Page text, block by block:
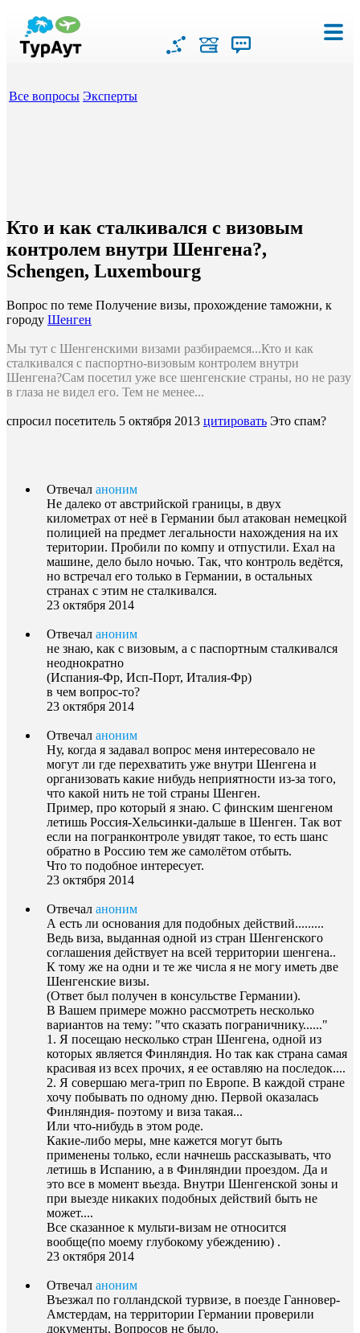
Все вопросы Эксперты
Кто и как сталкивался с визовым
контролем внутри Шенгена?,
Schengen, Luxembourg
Вопрос по теме Получение визы, прохождение таможни, к
городу Шенген
Мы тут с Шенгенскими визами разбираемся...Кто и как
сталкивался с паспортно-визовым контролем внутри
Шенгена?Сам посетил уже все шенгенские страны, но не разу
в глаза не видел его. Тем не менее...
спросил посетитель 5 октября 2013 цитировать Это спам?
Отвечал аноним
Не далеко от австрийской границы, в двух
километрах от неё в Германии был атакован немецкой
полицией на предмет легальности нахождения на их
територии. Пробили по компу и отпустили. Ехал на
машине, дело было ночью. Так, что контроль ведётся,
но встречал его только в Германии, в остальных
странах с этим не сталкивался.
23 октября 2014
Отвечал аноним
не знаю, как с визовым, а с паспортным сталкивался
неоднократно
(Испания-Фр, Исп-Порт, Италия-Фр)
в чем вопрос-то?
23 октября 2014
Отвечал аноним
Ну, когда я задавал вопрос меня интересовало не
могут ли где перехватить уже внутри Шенгена и
организовать какие нибудь неприятности из-за того,
что какой нить не той страны Шенген.
Пример, про который я знаю. С финским шенгеном
летишь Россия-Хельсинки-дальше в Шенген. Так вот
если на погранконтроле увидят такое, то есть шанс
обратно в Россию тем же самолётом отбыть.
Что то подобное интересует.
23 октября 2014
Отвечал аноним
А есть ли основания для подобных действий.........
Ведь виза, выданная одной из стран Шенгенского
соглашения действует на всей территории шенгена..
К тому же на одни и те же числа я не могу иметь две
Шенгенские визы.
(Ответ был получен в консульстве Германии).
В Вашем примере можно рассмотреть несколько
вариантов на тему: "что сказать пограничнику......"
1. Я посещаю несколько стран Шенгена, одной из
которых является Финляндия. Но так как страна самая
красивая из всех прочих, я ее оставляю на последок....
2. Я совершаю мега-трип по Европе. В каждой стране
хочу побывать по одному дню. Первой оказалась
Финляндия- поэтому и виза такая...
Или что-нибудь в этом роде.
Какие-либо меры, мне кажется могут быть
применены только, если начнешь рассказывать, что
летишь в Испанию, а в Финляндии проездом. Да и
это все в момент вьезда. Внутри Шенгенской зоны и
при выезде никаких подобных действий быть не
может....
Все сказанное к мульти-визам не относится
вообще(по моему глубокому убеждению) .
23 октября 2014
Отвечал аноним
Въезжал по голландской турвизе, в поезде Ганновер-
Амстердам, на территории Германии проверили
документы. Вопросов не было.